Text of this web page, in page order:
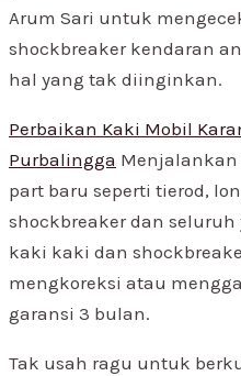
Arum Sari untuk
shockbreaker kendaran
hal yang tak diinginkan.
Perbaikan Kaki Mobil
Purbalingga Menjalankan
part baru seperti tierod,
shockbreaker dan
kaki kaki dan
mengkoreksi atau
garansi 3 bulan.
Tak usah ragu untuk